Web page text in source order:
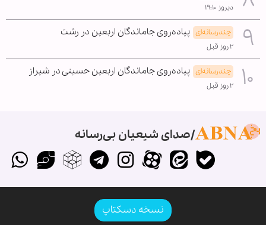
دیروز ۱۹:۱۰
چندرسانه‌ای پیاده‌روی جاماندگان اربعین در رشت
۲ روز قبل
چندرسانه‌ای پیاده‌روی جاماندگان اربعین حسینی در شیراز
۲ روز قبل
صدای شیعیان بی‌رسانه
نسخه دسکتاپ